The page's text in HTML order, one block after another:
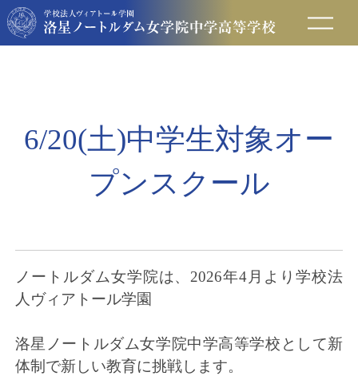
保護者の方へ
卒業生の方へ
アクセス
資料請求
6/20(土)中学生対象オー
プンスクール
ノートルダム女学院は、2026年4月より学校法
人ヴィアトール学園
洛星ノートルダム女学院中学高等学校として新
体制で新しい教育に挑戦します。